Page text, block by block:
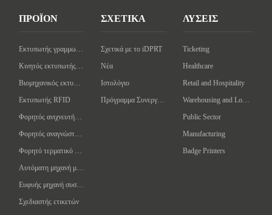
ΠΡΟΪΟΝ
Εκτυπωτής γραμμωτού κώδικα επιφάνειας εργασίας
Κινητός εκτυπωτής γραμμωτού κώδικα
Βιομηχανικός εκτυπωτής γραμμωτών κωδίκων
Εκτυπωτής RFID
Φορητός ανιχνευτής γραμμωτού κώδικα
Φορητός αναγνώστης/συγγραφέας RFID
Φορητό τερματικό δεδομένων
Αυτόματη μηχανή μαρκαρίσματος
Ευφυής μηχανή συσκευασίας
Σχεδιαστής ετικετών
ΣΧΕΤΙΚΑ
Σχετικά με το iDPRT
Νέα
Ιστολόγιο
Πρόγραμμα Συνεργάτη
ΛΥΣΕΙΣ
Ticketing
Healthcare
Retail and Hospitality
Warehousing and Logistics
Public Sector
Manufacturing
Badge Printers